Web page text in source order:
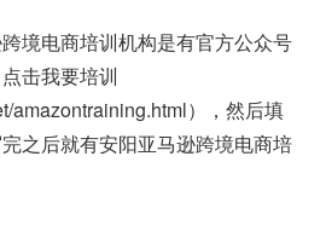
境电商培训机构是有官方公众号
击我要培训
amazontraining.html），然后填
之后就有安阳亚马逊跨境电商培